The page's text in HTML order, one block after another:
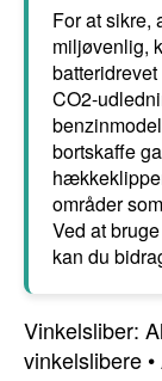
For at sikre,
miljøvenlig,
CO2-
bortskaffe
områder
Ved at
kan du
Vinkelsliber:
vinkelslibere •